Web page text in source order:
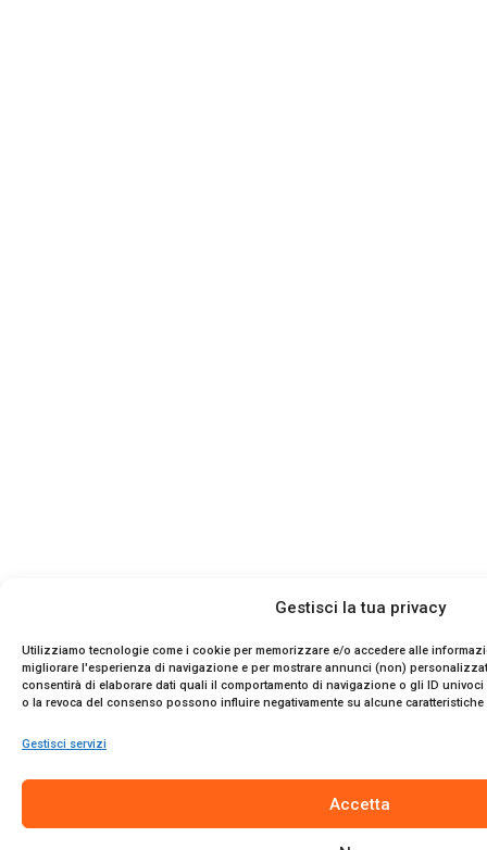
Gestisci la tua privacy
Utilizziamo tecnologie come i cookie per memorizzare e/o accedere alle
migliorare l'esperienza di navigazione e per mostrare annunci (non)
consentirà di elaborare dati quali il comportamento di navigazione o gli ID
o la revoca del consenso possono influire negativamente su alcune
Gestisci servizi
Accetta